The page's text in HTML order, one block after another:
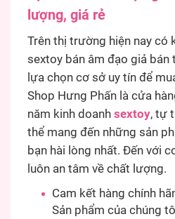
lượng, giá rẻ
Trên thị trường hiện nay có
sextoy bán âm đạo giả bán
lựa chọn cơ sở uy tín để
Shop Hưng Phấn là cửa
năm kinh doanh sextoy, tự
thể mang đến những sản
bạn hài lòng nhất. Đến với
luôn an tâm về chất lượng.
Cam kết hàng chính
Sản phẩm của chúng